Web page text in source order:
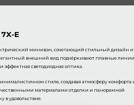
E
минивэн, сочетающий стильный дизайн и
внешний вид подчёркивают плавные линии
эффектная светодиодная оптика.
стиле, создавая атмосферу комфорта
материалами отделки и панорамной
в удовольствие.